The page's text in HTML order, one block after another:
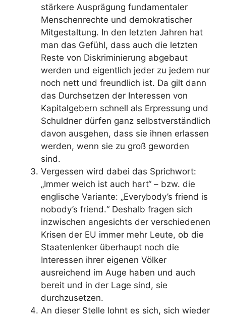
stärkere Ausprägung fundamentaler
Menschenrechte und demokratischer
Mitgestaltung. In den letzten Jahren hat
man das Gefühl, dass auch die letzten
Reste von Diskriminierung abgebaut
werden und eigentlich jeder zu jedem nur
noch nett und freundlich ist. Da gilt dann
das Durchsetzen der Interessen von
Kapitalgebern schnell als Erpressung und
Schuldner dürfen ganz selbstverständlich
davon ausgehen, dass sie ihnen erlassen
werden, wenn sie zu groß geworden
sind.
Vergessen wird dabei das Sprichwort:
„Immer weich ist auch hart“ – bzw. die
englische Variante: „Everybody’s friend is
nobody’s friend.“ Deshalb fragen sich
inzwischen angesichts der verschiedenen
Krisen der EU immer mehr Leute, ob die
Staatenlenker überhaupt noch die
Interessen ihrer eigenen Völker
ausreichend im Auge haben und auch
bereit und in der Lage sind, sie
durchzusetzen.
An dieser Stelle lohnt es sich, sich wieder